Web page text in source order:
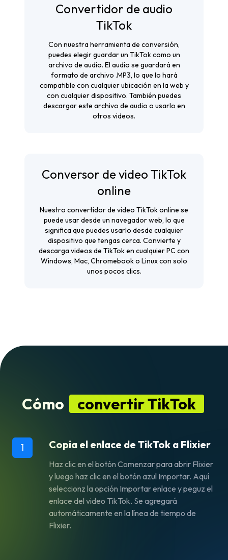
Convertidor de audio
TikTok
Con nuestra herramienta de conversión,
puedes elegir guardar un TikTok como un
archivo de audio. El audio se guardará en
formato de archivo .MP3, lo que lo hará
compatible con cualquier ubicación en la web y
con cualquier dispositivo. También puedes
descargar este archivo de audio o usarlo en
otros videos.
Conversor de video TikTok
online
Nuestro convertidor de video TikTok online se
puede usar desde un navegador web, lo que
significa que puedes usarlo desde cualquier
dispositivo que tengas cerca. Convierte y
descarga videos de TikTok en cualquier PC con
Windows, Mac, Chromebook o Linux con solo
unos pocos clics.
Cómo convertir TikTok
1 Copia el enlace de TikTok a Flixier
Haz clic en el botón Comenzar para abrir Flixier
y luego haz clic en el botón azul Importar. Aquí
seleccionz la opción Importar enlace y peguz el
enlace del video TikTok. Se agregará
automáticamente en la línea de tiempo de
Flixier.